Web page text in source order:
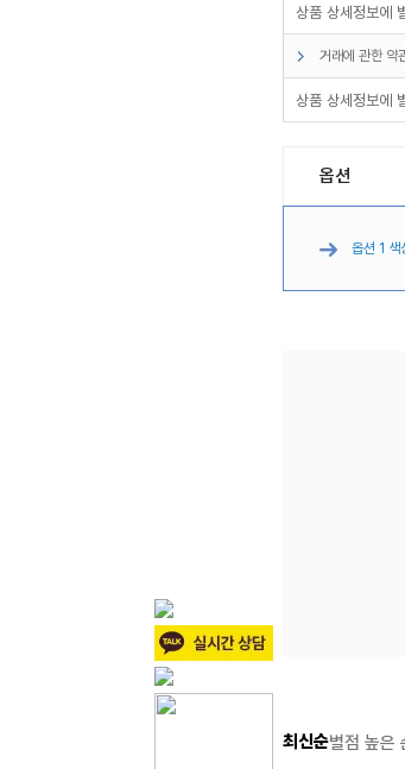
상품 상세정보에
거래에 관한 약
상품 상세정보에
옵션
옵션 1 색
최신순별점 높은